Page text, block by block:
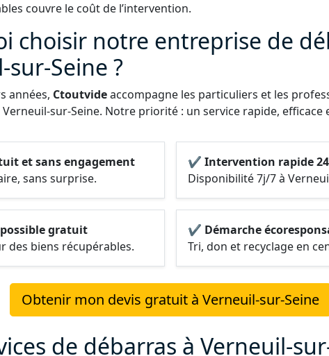
couvre le coût de l’intervention.
choisir notre entreprise de
sur-Seine ?
années, Ctoutvideaccompagne les particuliers et les
sur-Seine. Notre priorité : un service rapide, efficace
et sans engagement
sans surprise.
✔ Intervention rapide
Disponibilité 7j/7 à
gratuit
des biens récupérables.
✔ Démarche
Tri, don et recyclage en
Obtenir mon devis gratuit à Verneuil-sur-Seine
de débarras à Verneuil-